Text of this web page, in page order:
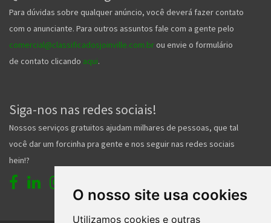
O nosso site usa cookies
Utilizamos cookies e outras
Para dúvidas sobre qualquer anúncio, você deverá fazer contato
com o anunciante. Para outros assuntos fale com a gente pelo
comercial@classificadosjoinville.com.br ou envie o formulário
de contato clicando aqui.
Siga-nos nas redes sociais!
Nossos serviços gratuitos ajudam milhares de pessoas, que tal
você dar um forcinha pra gente e nos seguir nas redes sociais
hein!?